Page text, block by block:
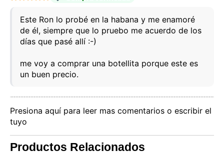
Este Ron lo probé en la habana y me enamoré
de él, siempre que lo pruebo me acuerdo de los
días que pasé allí :-)
me voy a comprar una botellita porque este es
un buen precio.
Presiona aquí para leer mas comentarios o escribir el
tuyo
Productos Relacionados
almacenar y escribir información en su navegador y
en su dispositivo. La información procesada por
estas tecnologías incluye datos relacionados con su
cuenta de usuario, que pueden incluir
y detalles de la sesión) e historial de navegación.
Utilizamos esta información para diversos fines: por
ejemplo, para acceder a su cuenta y recordar su
recordar las elecciones del usuario, mejorar nuestro
sitio web y, por último, con fines de marketing.
Puede rechazar todo tratamiento no esencial
eligiendo aceptar solo las cookies necesarias.
Puede personalizar su elección y seleccionar las
cookies que nos permite utilizar en su sesión.